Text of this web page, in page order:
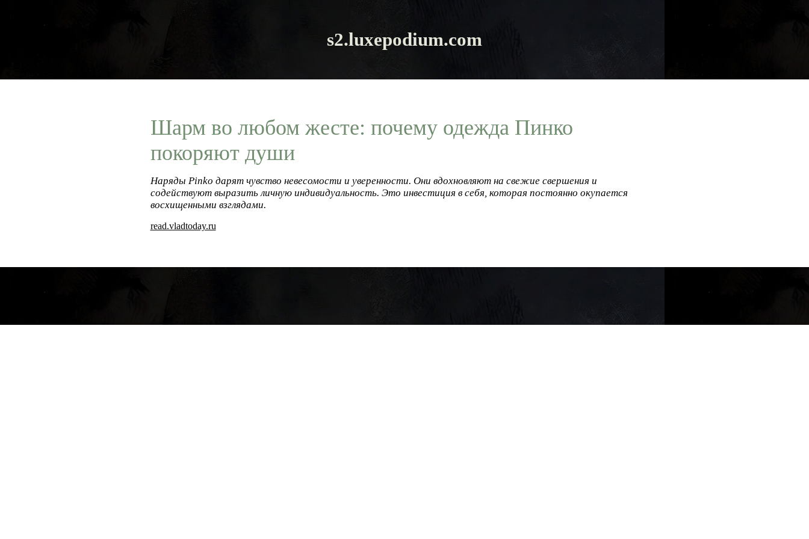
s2.luxepodium.com
Шарм во любом жесте: почему одежда Пинко
покоряют души
Наряды Pinko дарят чувство невесомости и уверенности. Они вдохновляют на свежие свершения и
содействуют выразить личную индивидуальность. Это инвестиция в себя, которая постоянно окупается
восхищенными взглядами.
read.vladtoday.ru